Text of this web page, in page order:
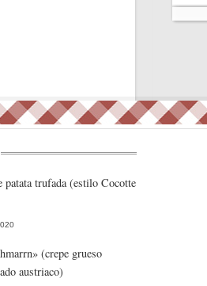
patata trufada (estilo Cocotte
(crepe grueso
austriaco)